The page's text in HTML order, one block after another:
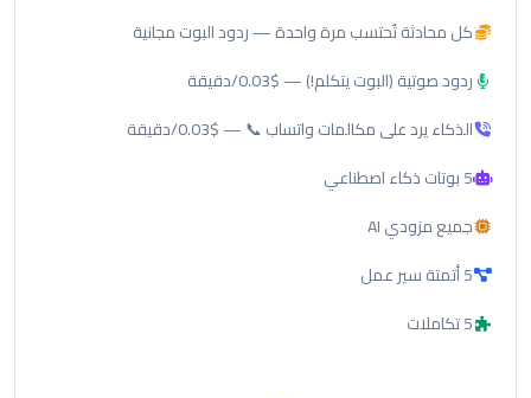
كل محادثة تُحتسب مرة واحدة — ردود البوت مجانية
ردود صوتية (البوت يتكلم!) — $0.03/دقيقة
الذكاء يرد على مكالمات واتساب 📞 — $0.03/دقيقة
5 بوتات ذكاء اصطناعي
جميع مزودي AI
5 أتمتة سير عمل
5 تكاملات